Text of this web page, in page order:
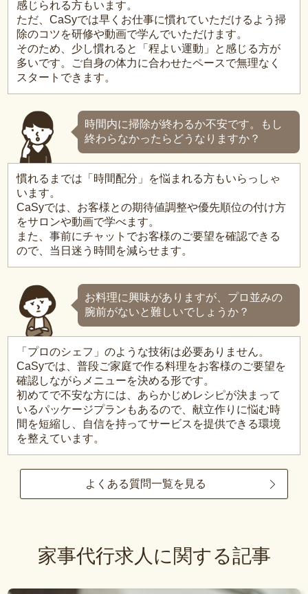
感じられる方もいます。
ただ、CaSyでは早くお仕事に慣れていただけるよう掃
除のコツを研修や動画で学んでいただけます。
そのため、少し慣れると「程よい運動」と感じる方が
多いです。ご自身の体力に合わせたペースで無理なく
スタートできます。
時間内に掃除が終わるか不安です。もし
終わらなかったらどうなりますか？
慣れるまでは「時間配分」を悩まれる方もいらっしゃ
います。
CaSyでは、お客様との期待値調整や優先順位の付け方
をサロンや動画で学べます。
また、事前にチャットでお客様のご要望を確認できる
ので、当日迷う時間を減らせます。
お料理に興味がありますが、プロ並みの
腕前がないと難しいでしょうか？
「プロのシェフ」のような技術は必要ありません。
CaSyでは、普段ご家庭で作る料理をお客様のご要望を
確認しながらメニューを決める形です。
初めてで不安な方には、あらかじめレシピが決まって
いるパッケージプランもあるので、献立作りに悩む時
間を短縮し、自信を持ってサービスを提供できる環境
を整えています。
よくある質問一覧を見る
家事代行求人に関する記事